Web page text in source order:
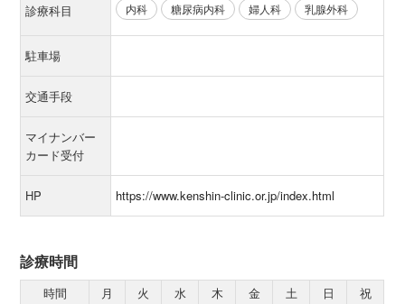
診療科目 内科 糖尿病内科 婦人科 乳腺外科
駐車場
交通手段
マイナンバー
カード受付
HP https://www.kenshin-clinic.or.jp/index.html
診療時間
時間 月 火 水 木 金 土 日
祝